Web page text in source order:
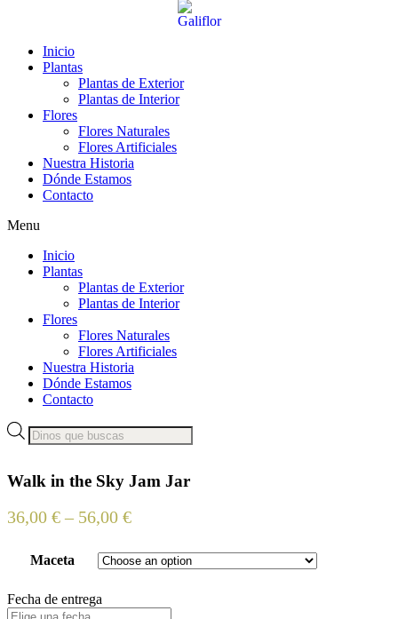
Inicio
Plantas
Plantas de Exterior
Plantas de Interior
Flores
Flores Naturales
Flores Artificiales
Nuestra Historia
Dónde Estamos
Contacto
Menu
Inicio
Plantas
Plantas de Exterior
Plantas de Interior
Flores
Flores Naturales
Flores Artificiales
Nuestra Historia
Dónde Estamos
Contacto
Products
search
Walk in the Sky Jam Jar
36,00 €– 56,00 €
Maceta
Fecha de entrega